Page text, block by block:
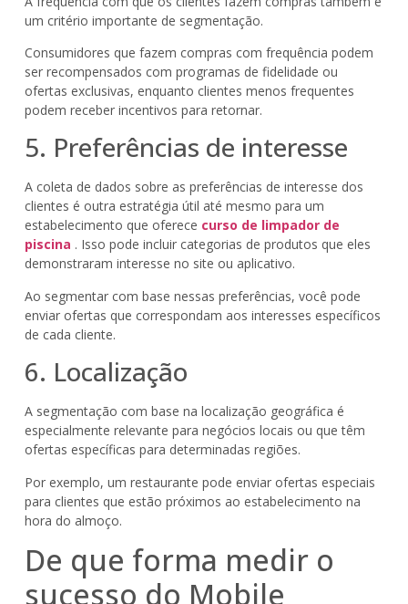
um critério importante de segmentação.
Consumidores que fazem compras com frequência podem
ser recompensados com programas de fidelidade ou
ofertas exclusivas, enquanto clientes menos frequentes
podem receber incentivos para retornar.
5. Preferências de interesse
A coleta de dados sobre as preferências de interesse dos
clientes é outra estratégia útil até mesmo para um
estabelecimento que oferece curso de limpador de
piscina . Isso pode incluir categorias de produtos que eles
demonstraram interesse no site ou aplicativo.
Ao segmentar com base nessas preferências, você pode
enviar ofertas que correspondam aos interesses específicos
de cada cliente.
6. Localização
A segmentação com base na localização geográfica é
especialmente relevante para negócios locais ou que têm
ofertas específicas para determinadas regiões.
Por exemplo, um restaurante pode enviar ofertas especiais
para clientes que estão próximos ao estabelecimento na
hora do almoço.
De que forma medir o
sucesso do Mobile